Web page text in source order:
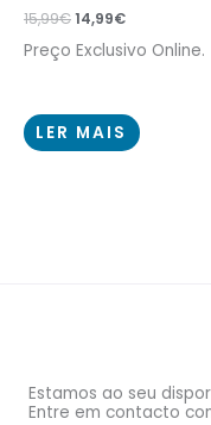
15,99€14,99€
Preço Exclusivo Online.
LER MAIS
Estamos ao seu
Entre em contacto